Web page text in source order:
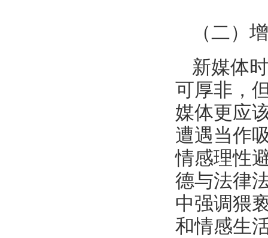
（二）
新媒体
可厚非，
媒体更应
遭遇当作
情感理性
德与法律
中强调猥
和情感生